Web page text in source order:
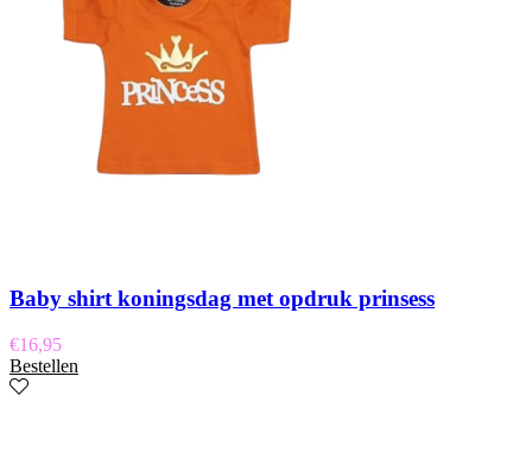
Baby shirt koningsdag met opdruk prinsess
€16,95
Bestellen